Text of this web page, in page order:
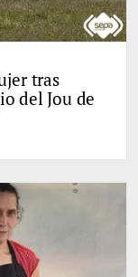
tras
del Jou de